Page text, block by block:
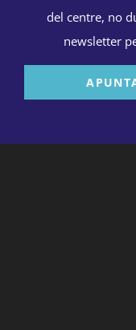
del centre, no
newsletter